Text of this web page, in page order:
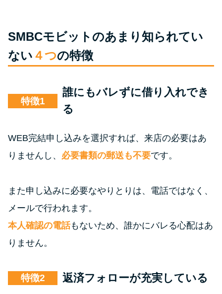
SMBCモビットのあまり知られてい
ない ４つの特徴
特徴
誰にもバレずに借り入れでき
る
WEB完結申し込みを選択すれば、来店の必要はあ
りませんし、 必要書類の郵送も不要です。
また申し込みに必要なやりとりは、電話ではなく、
メールで行われます。
本人確認の電話もないため、誰かにバレる心配はあ
りません。
特徴 返済フォローが充実している